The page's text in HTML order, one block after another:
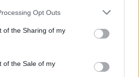
Opt Outs
of the Sharing of my
of the Sale of my
|Nagy Viktor
királya - Minden
ellátási láncok miatt világszerte csak